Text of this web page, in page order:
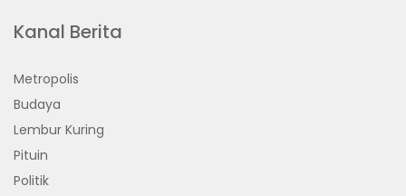
Kanal Berita
Metropolis
Budaya
Lembur Kuring
Pituin
Politik